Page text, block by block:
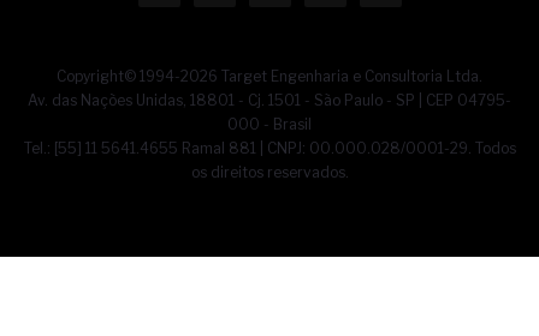
Copyright© 1994-2026 Target Engenharia e Consultoria Ltda.
Av. das Nações Unidas, 18801 - Cj. 1501 - São Paulo - SP | CEP 04795-
000 - Brasil
Tel.: [55] 11 5641.4655 Ramal 881 | CNPJ: 00.000.028/0001-29. Todos
os direitos reservados.